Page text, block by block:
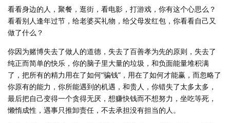
看看身边的人，聚餐，逛街，看电影，打游戏，你有这个心思么？
看看别人逢年过节，给老婆买礼物，给父母发红包，你看看自己又
做了什么？
你因为赌博失去了做人的道德，失去了百善孝为先的原则，失去了
纯正而简单的快乐，你的脑子里大量的垃圾，和负面能量堆积满
了，把所有的精力用在了如何“骗钱”，用在了如何才能赢，而忽略了
你原有的能力，你所能遇到的机遇，和贵人，你错失了太多太多，
最后把自己变得一个贪得无厌，想赚快钱而不想努力，坐吃等死，
懒惰成性，遇事只推卸责任，不去承担没有担当的人。